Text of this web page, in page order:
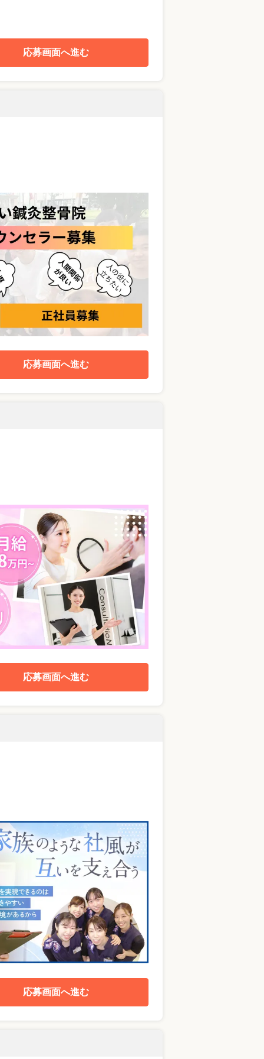
応募画面へ進む
応募画面へ進む
応募画面へ進む
応募画面へ進む